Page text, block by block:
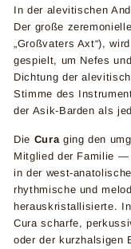
In der alevitischen
Der große
„Großvaters Axt“),
gespielt, um Nefes
Dichtung der
Stimme des
der Asik-Barden als
Die Cura ging den
Mitglied der Familie
in der west-
rhythmische und
herauskristallisierte.
Cura scharfe,
oder der kurzhalsigen